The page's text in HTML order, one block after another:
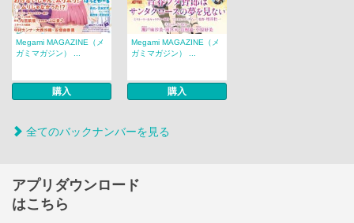
Megami MAGAZINE（メ
ガミマガジン） ...
購入
Megami MAGAZINE（メ
ガミマガジン） ...
購入
全てのバックナンバーを見る
アプリダウンロード
はこちら